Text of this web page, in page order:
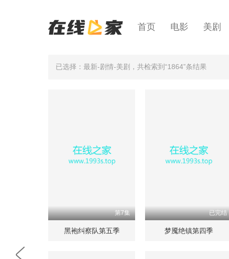
首页 电影 美剧
已选择：最新-剧情-美剧 ，共检索到“1864”条结果
第7集
黑袍纠察队第五季
已完结
梦魇绝镇第四季